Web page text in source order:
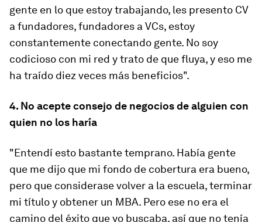
gente en lo que estoy trabajando, les presento CV
a fundadores, fundadores a VCs, estoy
constantemente conectando gente. No soy
codicioso con mi red y trato de que fluya, y eso me
ha traído diez veces más beneficios".
4. No acepte consejo de negocios de alguien con
quien no los haría
"Entendí esto bastante temprano. Había gente
que me dijo que mi fondo de cobertura era bueno,
pero que considerase volver a la escuela, terminar
mi título y obtener un MBA. Pero ese no era el
camino del éxito que yo buscaba, así que no tenía